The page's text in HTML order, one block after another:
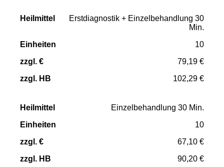
HeilmittelEinheiten
zzgl.zzgl.
Erstdiagnostik + Einzelbehandlung 30
Min.
10
79,19 €
102,29 €
Einzelbehandlung 30 Min.
10
67,10 €
90,20 €